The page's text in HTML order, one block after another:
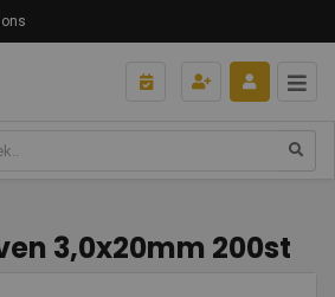
3,0x20mm 200st